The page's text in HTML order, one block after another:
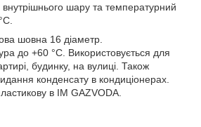
шару та температурний
шовна 16 діаметр.
до +60 °C. Використовується для
будинку, на вулиці. Також
конденсату в кондиціонерах.
в ІМ GAZVODA.